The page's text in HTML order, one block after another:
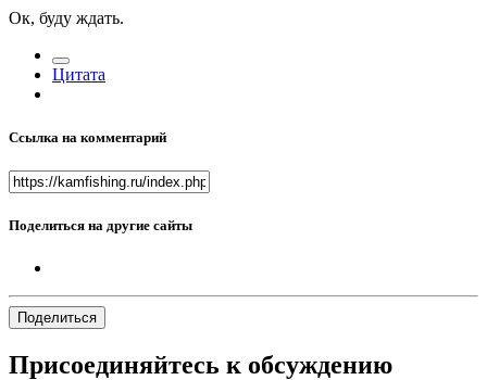
Ок, буду ждать.
Цитата
Ссылка на комментарий
Поделиться на другие сайты
Поделиться
Присоединяйтесь к обсуждению